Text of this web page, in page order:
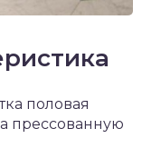
половая
прессованную